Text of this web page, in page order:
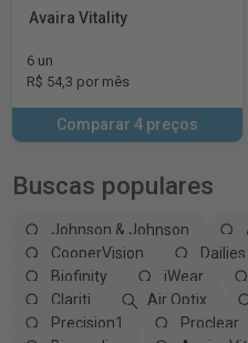
Avaira Vitality
6 un
R$ 54,3 por mês
Comparar 4 preços
Buscas populares
Johnson & Johnson
CooperVision
Dailies
Biofinity
iWear
Clariti
Air Optix
Precision1
Proclear